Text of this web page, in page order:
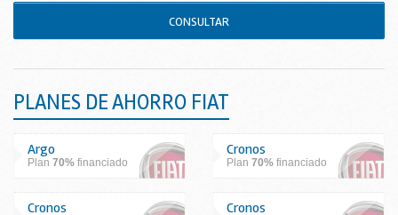
CONSULTAR
PLANES DE AHORRO FIAT
Argo
Plan 70% financiado
Cronos
Plan 70% financiado
Cronos Cronos